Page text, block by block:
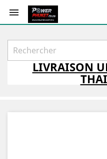

LIVRAISON